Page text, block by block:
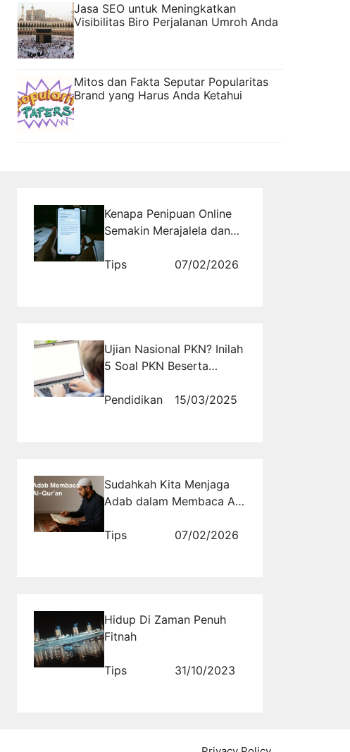
Jasa SEO untuk Meningkatkan
Visibilitas Biro Perjalanan Umroh Anda
Mitos dan Fakta Seputar Popularitas
Brand yang Harus Anda Ketahui
Kenapa Penipuan Online
Semakin Merajalela dan
Bagaimana
Rajakomen.com Jadi
Tips 07/02/2026
Ujian Nasional PKN? Inilah
5 Soal PKN Beserta
Kamu Pelajari
Pendidikan 15/03/2025
Sudahkah Kita Menjaga
Adab dalam Membaca Al
Kemudahan Digital
Tips 07/02/2026
Hidup Di Zaman Penuh
Fitnah
Tips 31/10/2023